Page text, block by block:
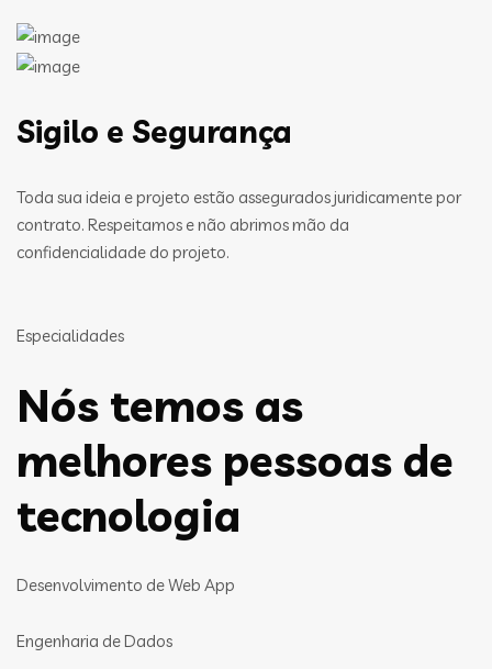
Sigilo e Segurança
Toda sua ideia e projeto estão assegurados juridicamente por
contrato. Respeitamos e não abrimos mão da
confidencialidade do projeto.
Especialidades
Nós temos as
melhores pessoas de
tecnologia
Desenvolvimento de Web App
Engenharia de Dados